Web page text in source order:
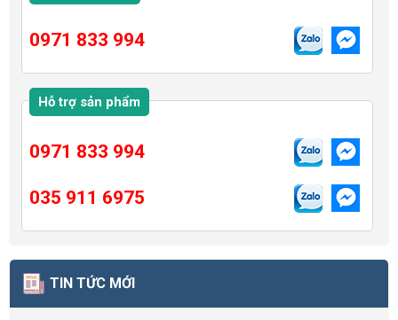
0971 833 994
Hỗ trợ sản phẩm
0971 833 994
035 911 6975
TIN TỨC MỚI